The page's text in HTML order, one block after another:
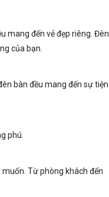
mang đến vẻ đẹp riêng. Đèn
của bạn.
bàn đều mang đến sự tiện
phú.
Từ phòng khách đến